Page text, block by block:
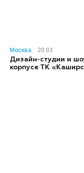
Москва
20:03
Дизайн-студии и
корпусе ТК